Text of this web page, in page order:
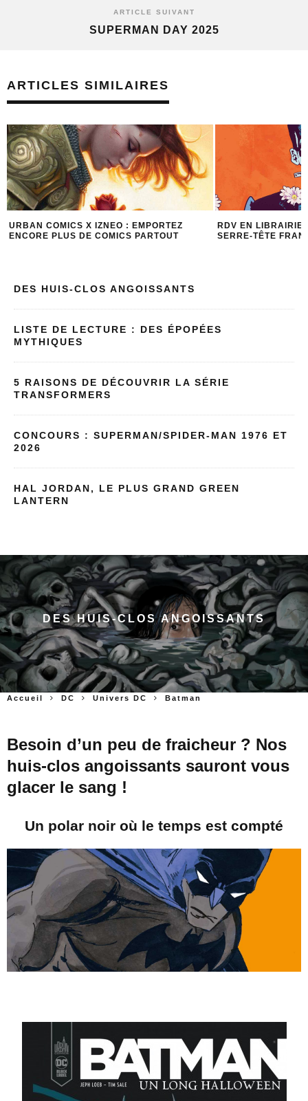
ARTICLE SUIVANT
SUPERMAN DAY 2025
ARTICLES SIMILAIRES
RDV EN LIBRAIRIE POUR HALLOWEEN : 1
SERRE-TÊTE FRANKENSTEIN OFFERT !
DES BD AU
RENTRÉE !
DES HUIS-CLOS ANGOISSANTS
LISTE DE LECTURE : DES ÉPOPÉES
MYTHIQUES
5 RAISONS DE DÉCOUVRIR LA SÉRIE
TRANSFORMERS
CONCOURS : SUPERMAN/SPIDER-MAN 1976 ET
2026
HAL JORDAN, LE PLUS GRAND GREEN
LANTERN
DES HUIS-CLOS ANGOISSANTS
Accueil DC Univers DC Batman
Besoin d’un peu de fraicheur ? Nos
huis-clos angoissants sauront vous
glacer le sang !
Un polar noir où le temps est compté